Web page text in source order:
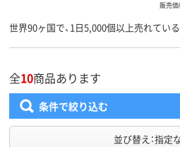
販売価
世界90ヶ国で、1日5,000個以上売れてい
全10商品あります
条件で絞り込む
並び替え：指定